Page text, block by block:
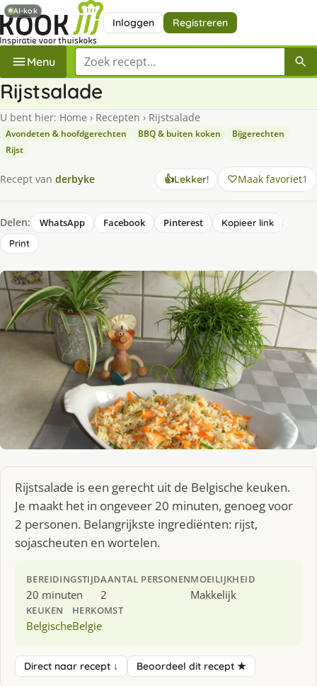
Inloggen Registreren
Menu Zoek een recept
Rijstsalade
U bent hier: Home › Recepten › Rijstsalade
Avondeten & hoofdgerechten BBQ & buiten koken
Bijgerechten
Rijst
Recept van derbyke 👍Lekker! Maak favoriet1
Delen: WhatsApp Facebook Pinterest
Kopieer link
Print
Rijstsalade is een gerecht uit de Belgische keuken.
Je maakt het in ongeveer 20 minuten, genoeg voor
2 personen. Belangrijkste ingrediënten: rijst,
sojascheuten en wortelen.
BEREIDINGSTIJD
20 minuten
AANTAL PERSONEN
2
MOEILIJKHEID
Makkelijk
KEUKEN
Belgische
HERKOMST
Belgie
Direct naar recept ↓ Beoordeel dit recept ★
AI-kok